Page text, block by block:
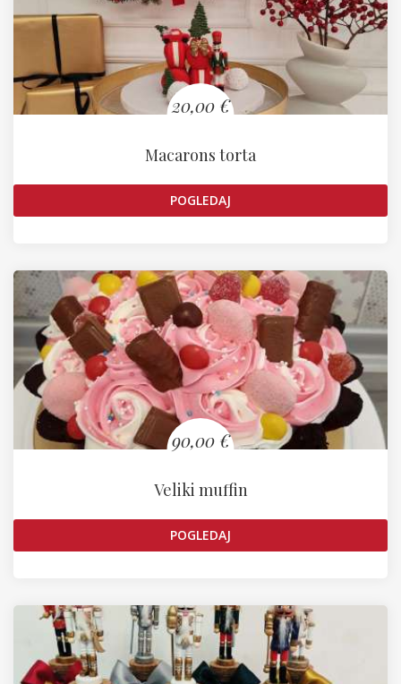
20,00 €
Macarons torta
POGLEDAJ
90,00 €
Veliki muffin
POGLEDAJ